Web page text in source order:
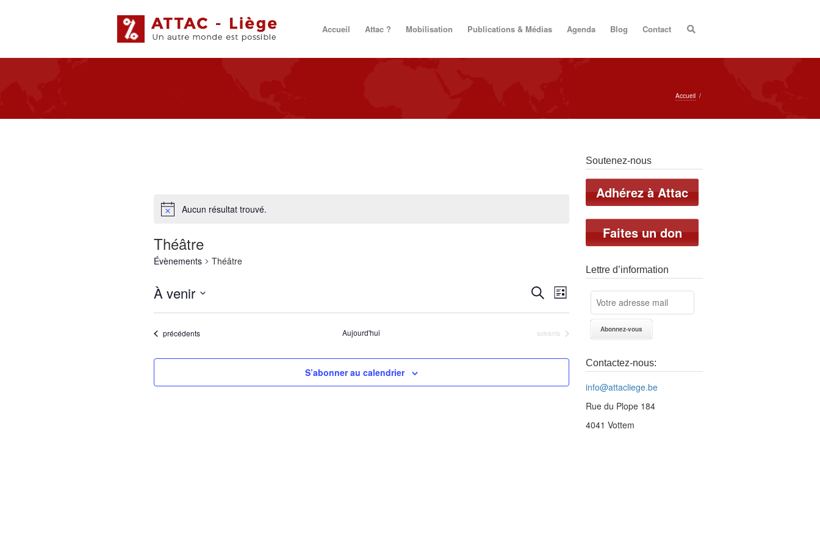
Accueil Attac ? Mobilisation Publications & Médias Agenda Blog Contact
Accueil /
Soutenez-nous
Adhérez à Attac
Faites un don
Lettre d’information
Contactez-nous:
info@attacliege.be
Rue du Plope 184
4041 Vottem
Aucun résultat trouvé.
Théâtre
Évènements Théâtre
Recherche
et
navigation
de
Évènements
RechercheNavigation
de
vues
Évènement
Liste
À venir
date.Évènements
précédents Aujourd'hui Évènements
suivants
S’abonner au calendrier